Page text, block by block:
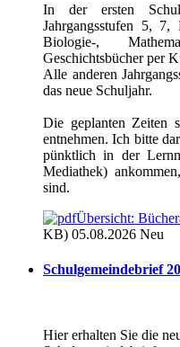
In der ersten
Jahrgangsstufen 5,
Biologie-,
Geschichtsbücher per
Alle anderen
das neue Schuljahr.
Die geplanten Zeiten
entnehmen. Ich bitte
pünktlich in der
Mediathek)
sind.
Übersicht:
KB) 05.08.2026 Neu
Schulgemeindebrief
Hier erhalten Sie die